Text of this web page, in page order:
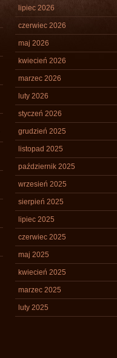
lipiec 2026
czerwiec 2026
maj 2026
kwiecień 2026
marzec 2026
luty 2026
styczeń 2026
grudzień 2025
listopad 2025
październik 2025
wrzesień 2025
sierpień 2025
lipiec 2025
czerwiec 2025
maj 2025
kwiecień 2025
marzec 2025
luty 2025